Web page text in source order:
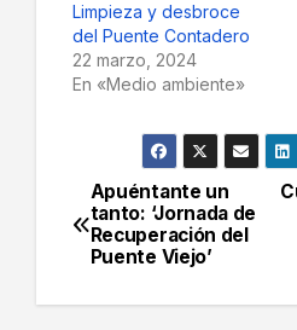
Limpieza y desbroce
del Puente Contadero
22 marzo, 2024
En «Medio ambiente»
Navegación
de
entradas
Apuéntante un
tanto: ‘Jornada de
Recuperación del
Puente Viejo’